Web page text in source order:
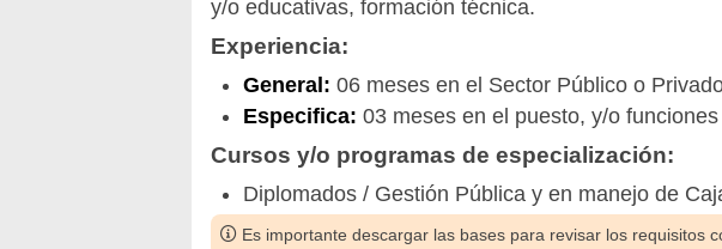
y/o educativas, formación técnica.
Experiencia:
General: 06 meses en el Sector Público o
Especifica: 03 meses en el puesto, y/o
Cursos y/o programas de especialización:
Diplomados / Gestión Pública y en manejo de
Es importante descargar las bases para revisar los requisitos